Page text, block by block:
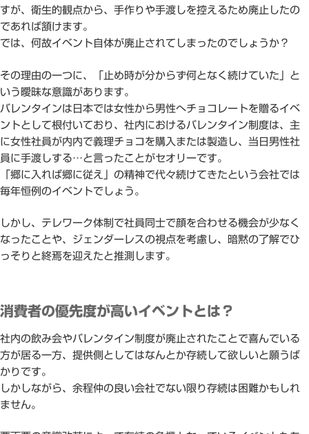
すが、衛生的観点から、手作りや手渡しを控えるため廃止したの
であれば頷けます。
では、何故イベント自体が廃止されてしまったのでしょうか？
その理由の一つに、「止め時が分からず何となく続けていた」と
いう曖昧な意識があります。
バレンタインは日本では女性から男性へチョコレートを贈るイベ
ントとして根付いており、社内におけるバレンタイン制度は、主
に女性社員が内内で義理チョコを購入または製造し、当日男性社
員に手渡しする…と言ったことがセオリーです。
「郷に入れば郷に従え」の精神で代々続けてきたという会社では
毎年恒例のイベントでしょう。
しかし、テレワーク体制で社員同士で顔を合わせる機会が少なく
なったことや、ジェンダーレスの視点を考慮し、暗黙の了解でひ
っそりと終焉を迎えたと推測します。
消費者の優先度が高いイベントとは？
社内の飲み会やバレンタイン制度が廃止されたことで喜んでいる
方が居る一方、提供側としてはなんとか存続して欲しいと願うば
かりです。
しかしながら、余程仲の良い会社でない限り存続は困難かもしれ
ません。